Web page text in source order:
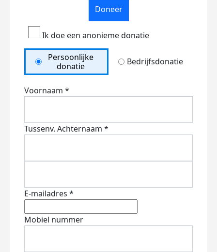
Doneer
Ik doe een anonieme donatie
Persoonlijke
donatie
Bedrijfsdonatie
Voornaam *
Tussenv. Achternaam *
E-mailadres *
Mobiel nummer